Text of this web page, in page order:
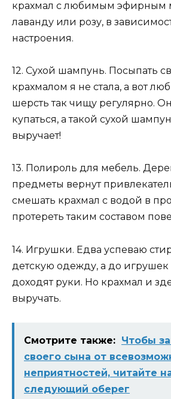
крахмал с любимым эфирным
лаванду или розу, в
настроения.
12. Сухой шампунь. Посыпать
крахмалом я не стала, а вот
шерсть так чищу регулярно.
купаться, а такой сухой
выручает!
13. Полироль для мебель.
предметы вернут
смешать крахмал с водой в
протереть таким составом
14. Игрушки. Едва успеваю
детскую одежду, а до
доходят руки. Но крахмал и
выручать.
Смотрите также: Чтобы
своего сына от
неприятностей, читайте
следующий оберег